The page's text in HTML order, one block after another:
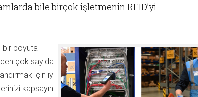
bile birçok işletmenin RFID’yi
bir boyuta
çok sayıda
için iyi
kapsayın.